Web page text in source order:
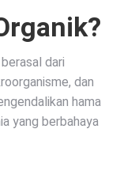
dari
dan
hama
yang berbahaya